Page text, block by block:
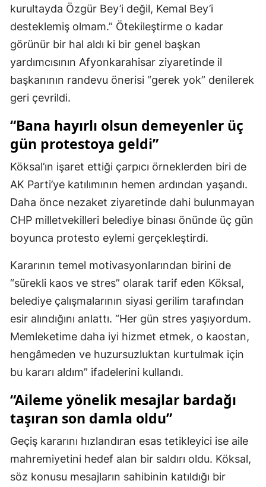
kurultayda Özgür Bey’i değil, Kemal Bey’i
desteklemiş olmam.” Ötekileştirme o kadar
görünür bir hal aldı ki bir genel başkan
yardımcısının Afyonkarahisar ziyaretinde il
başkanının randevu önerisi “gerek yok” denilerek
geri çevrildi.
“Bana hayırlı olsun demeyenler üç
gün protestoya geldi”
Köksal’ın işaret ettiği çarpıcı örneklerden biri de
AK Parti’ye katılımının hemen ardından yaşandı.
Daha önce nezaket ziyaretinde dahi bulunmayan
CHP milletvekilleri belediye binası önünde üç gün
boyunca protesto eylemi gerçekleştirdi.
Kararının temel motivasyonlarından birini de
“sürekli kaos ve stres” olarak tarif eden Köksal,
belediye çalışmalarının siyasi gerilim tarafından
esir alındığını anlattı. “Her gün stres yaşıyordum.
Memleketime daha iyi hizmet etmek, o kaostan,
hengâmeden ve huzursuzluktan kurtulmak için
bu kararı aldım” ifadelerini kullandı.
“Aileme yönelik mesajlar bardağı
taşıran son damla oldu”
Geçiş kararını hızlandıran esas tetikleyici ise aile
mahremiyetini hedef alan bir saldırı oldu. Köksal,
söz konusu mesajların sahibinin katıldığı bir